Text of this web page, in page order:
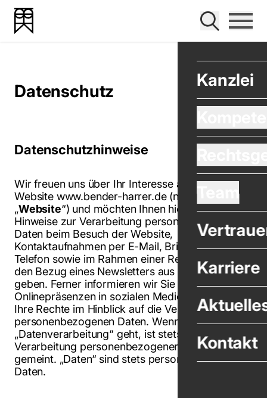
Bender Harrer Krevet
Kanzlei
Team
Karriere
Kontakt
Datenschutz
Datenschutzhinweise
Wir freuen uns über Ihr Interesse an unserer
Website www.bender-harrer.de (nachfolgend
„Website“) und möchten Ihnen hier einige
Hinweise zur Verarbeitung personenbezogener
Daten beim Besuch der Website,
Kontaktaufnahmen per E-Mail, Brief, Fax oder
Telefon sowie im Rahmen einer Registrierung für
den Bezug eines Newsletters aus unserem Haus
geben. Ferner informieren wir Sie über unsere
Onlinepräsenzen in sozialen Medien und über
Ihre Rechte im Hinblick auf die Verarbeitung Ihrer
personenbezogenen Daten. Wenn es in Folge um
„Datenverarbeitung“ geht, ist stets die
Verarbeitung personenbezogener Daten
gemeint. „Daten“ sind stets personenbezogene
Daten.